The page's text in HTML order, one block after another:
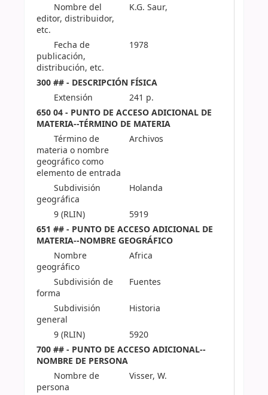
Nombre del
editor, distribuidor,
etc.
K.G. Saur,
Fecha de
publicación,
distribución, etc.
1978
300 ## - DESCRIPCIÓN FÍSICA
Extensión
241 p.
650 04 - PUNTO DE ACCESO ADICIONAL DE
MATERIA--TÉRMINO DE MATERIA
Término de
materia o nombre
geográfico como
elemento de entrada
Archivos
Subdivisión
geográfica
Holanda
9 (RLIN)
5919
651 ## - PUNTO DE ACCESO ADICIONAL DE
MATERIA--NOMBRE GEOGRÁFICO
Nombre
geográfico
Africa
Subdivisión de
forma
Fuentes
Subdivisión
general
Historia
9 (RLIN)
5920
700 ## - PUNTO DE ACCESO ADICIONAL--
NOMBRE DE PERSONA
Nombre de
persona
Visser, W.